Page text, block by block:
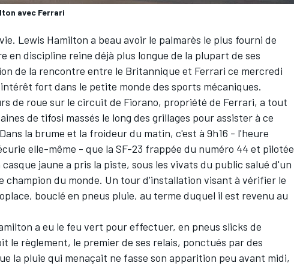
avec Ferrari
Lewis Hamilton a beau avoir le palmarès le plus fourni de
en discipline reine déjà plus longue de la plupart de ses
de la rencontre entre le Britannique et Ferrari ce mercredi
fort dans le petite monde des sports mécaniques.
de roue sur le circuit de Fiorano, propriété de Ferrari, a tout
de tifosi massés le long des grillages pour assister à ce
la brume et la froideur du matin, c'est à 9h16 - l'heure
elle-même - que la SF-23 frappée du numéro 44 et pilotée
jaune a pris la piste, sous les vivats du public salué d'un
champion du monde. Un tour d'installation visant à vérifier le
bouclé en pneus pluie, au terme duquel il est revenu au
a eu le feu vert pour effectuer, en pneus slicks de
le règlement, le premier de ses relais, ponctués par des
la pluie qui menaçait ne fasse son apparition peu avant midi,